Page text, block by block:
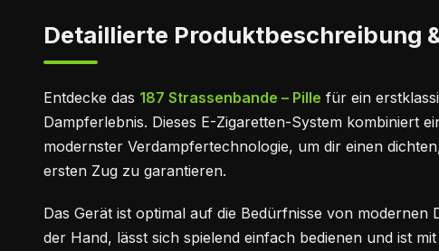
Detaillierte Produktbeschreibung
Entdecke das 187 Strassenbande – Pille für ein
Dampferlebnis. Dieses E-Zigaretten-System kombiniert
modernster Verdampfertechnologie, um dir einen
ersten Zug zu garantieren.
Das Gerät ist optimal auf die Bedürfnisse von modernen
der Hand, lässt sich spielend einfach bedienen und ist